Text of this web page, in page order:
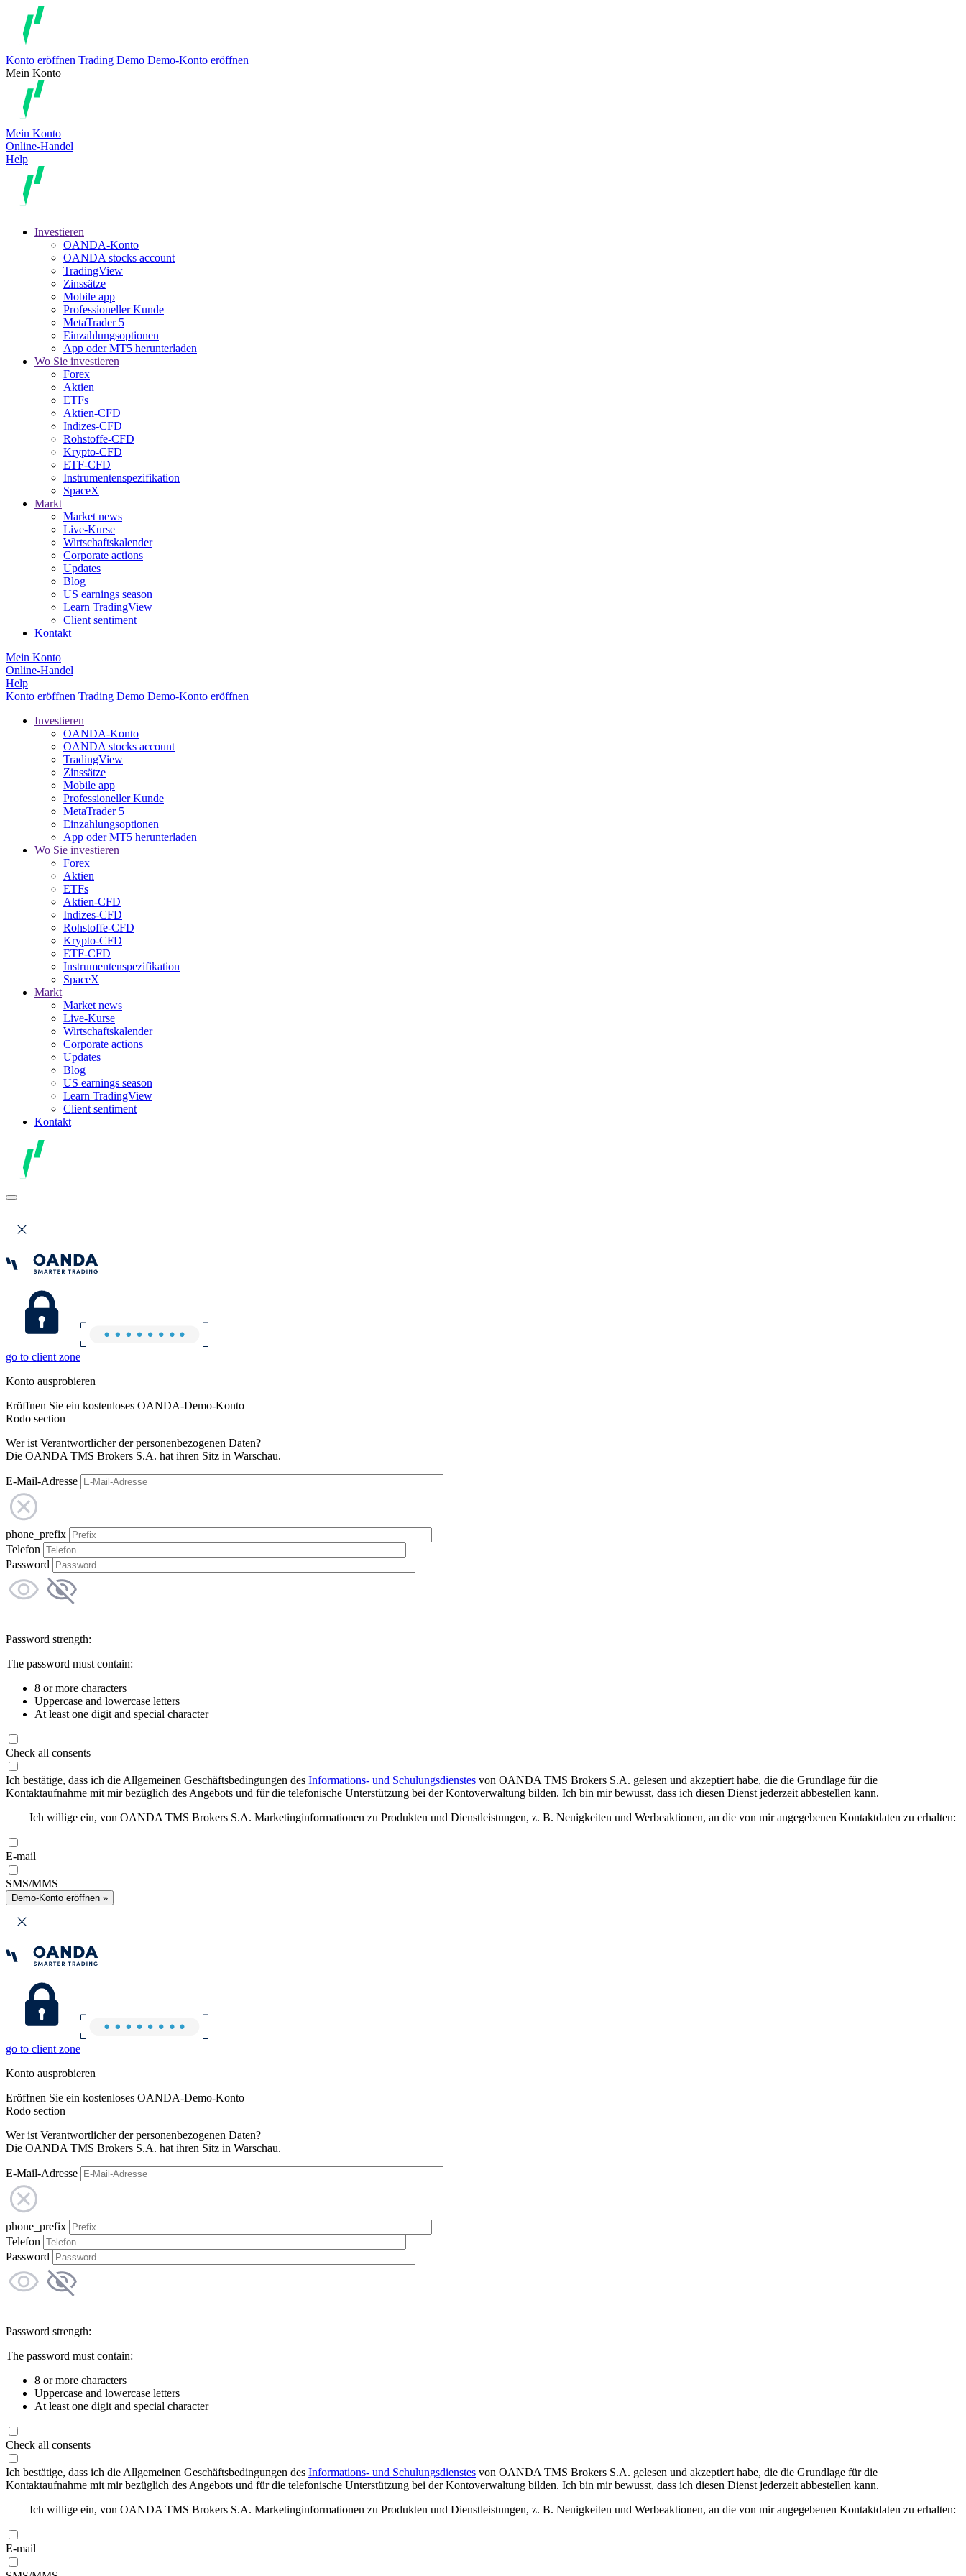
Konto eröffnen Trading Demo Demo-Konto eröffnen
Mein Konto
Mein Konto
Online-Handel
Help
Investieren
OANDA-Konto
OANDA stocks account
TradingView
Zinssätze
Mobile app
Professioneller Kunde
MetaTrader 5
Einzahlungsoptionen
App oder MT5 herunterladen
Wo Sie investieren
Forex
Aktien
ETFs
Aktien-CFD
Indizes-CFD
Rohstoffe-CFD
Krypto-CFD
ETF-CFD
Instrumentenspezifikation
SpaceX
Markt
Market news
Live-Kurse
Wirtschaftskalender
Corporate actions
Updates
Blog
US earnings season
Learn TradingView
Client sentiment
Kontakt
Mein Konto
Online-Handel
Help
Konto eröffnen Trading Demo Demo-Konto eröffnen
Investieren
OANDA-Konto
OANDA stocks account
TradingView
Zinssätze
Mobile app
Professioneller Kunde
MetaTrader 5
Einzahlungsoptionen
App oder MT5 herunterladen
Wo Sie investieren
Forex
Aktien
ETFs
Aktien-CFD
Indizes-CFD
Rohstoffe-CFD
Krypto-CFD
ETF-CFD
Instrumentenspezifikation
SpaceX
Markt
Market news
Live-Kurse
Wirtschaftskalender
Corporate actions
Updates
Blog
US earnings season
Learn TradingView
Client sentiment
Kontakt
go to client zone
Konto ausprobieren
Eröffnen Sie ein kostenloses OANDA-Demo-Konto
Rodo section
Wer ist Verantwortlicher der personenbezogenen Daten?
Die OANDA TMS Brokers S.A. hat ihren Sitz in Warschau.
E-Mail-Adresse
phone_prefix
Telefon
Password
Password strength:
The password must contain:
8 or more characters
Uppercase and lowercase letters
At least one digit and special character
Check all consents
Ich bestätige, dass ich die Allgemeinen Geschäftsbedingungen des Informations- und Schulungsdienstes von OANDA TMS Brokers S.A. gelesen und akzeptiert habe, die die Grundlage für die
Kontaktaufnahme mit mir bezüglich des Angebots und für die telefonische Unterstützung bei der Kontoverwaltung bilden. Ich bin mir bewusst, dass ich diesen Dienst jederzeit abbestellen kann.
Ich willige ein, von OANDA TMS Brokers S.A. Marketinginformationen zu Produkten und Dienstleistungen, z. B. Neuigkeiten und Werbeaktionen, an die von mir angegebenen Kontaktdaten zu erhalten:
E-mail
SMS/MMS
Demo-Konto eröffnen »
go to client zone
Konto ausprobieren
Eröffnen Sie ein kostenloses OANDA-Demo-Konto
Rodo section
Wer ist Verantwortlicher der personenbezogenen Daten?
Die OANDA TMS Brokers S.A. hat ihren Sitz in Warschau.
E-Mail-Adresse
phone_prefix
Telefon
Password
Password strength:
The password must contain:
8 or more characters
Uppercase and lowercase letters
At least one digit and special character
Check all consents
Ich bestätige, dass ich die Allgemeinen Geschäftsbedingungen des Informations- und Schulungsdienstes von OANDA TMS Brokers S.A. gelesen und akzeptiert habe, die die Grundlage für die
Kontaktaufnahme mit mir bezüglich des Angebots und für die telefonische Unterstützung bei der Kontoverwaltung bilden. Ich bin mir bewusst, dass ich diesen Dienst jederzeit abbestellen kann.
Ich willige ein, von OANDA TMS Brokers S.A. Marketinginformationen zu Produkten und Dienstleistungen, z. B. Neuigkeiten und Werbeaktionen, an die von mir angegebenen Kontaktdaten zu erhalten:
E-mail